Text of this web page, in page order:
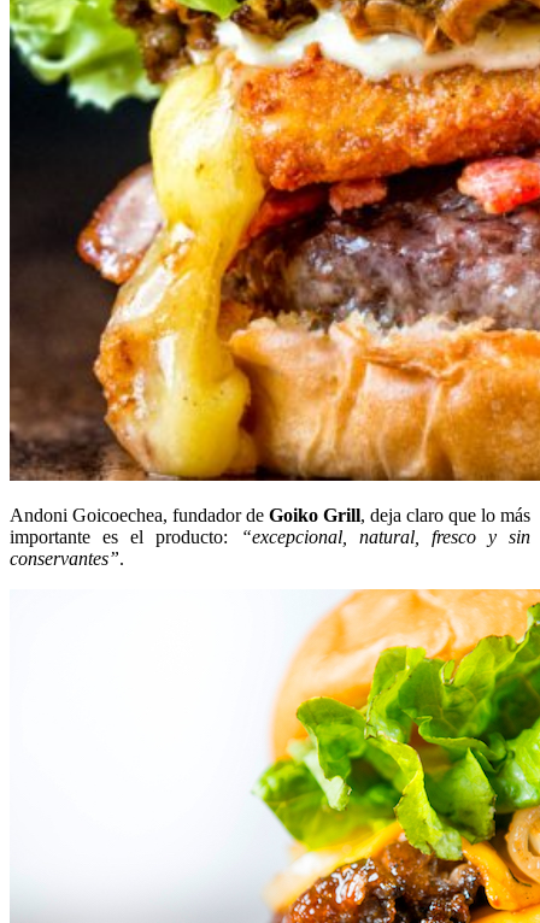
Andoni Goicoechea, fundador de Goiko Grill, deja claro que lo más
importante es el producto:
“excepcional, natural, fresco y sin
conservantes”.